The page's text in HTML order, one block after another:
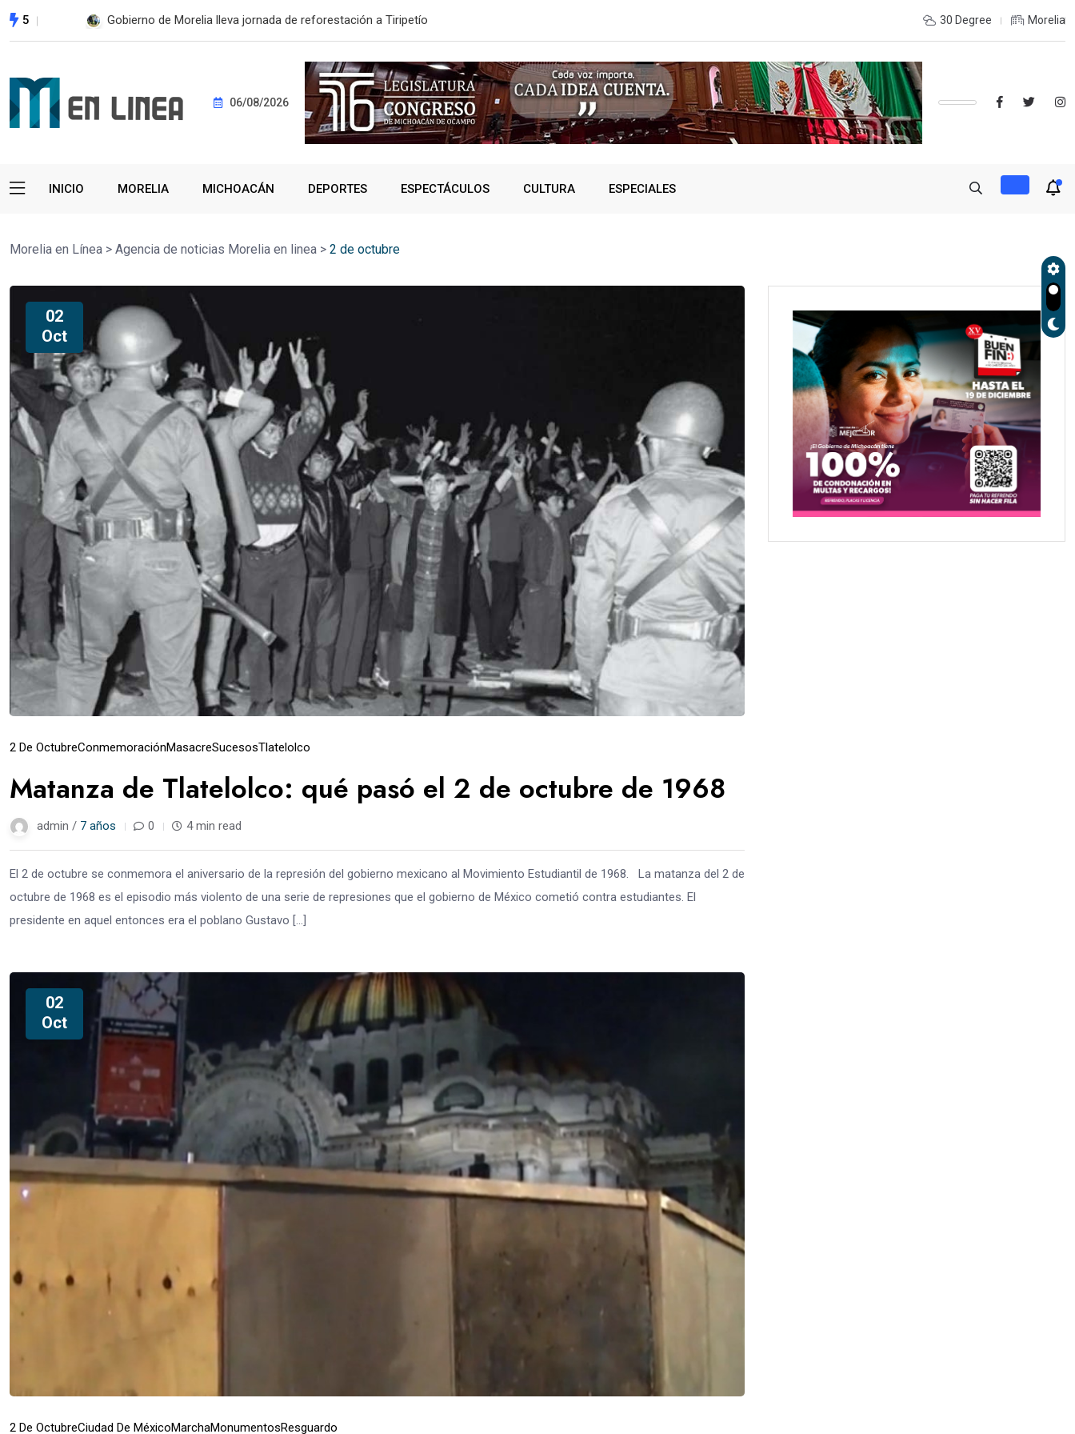
5 Gobierno de Morelia lleva jornada de reforestación a Tiripetío ESTE MIÉRCOLES, UMSNH LANZA TERCERA CONVOCATORIA DE NUEVO
30 Degree Morelia
06/08/2026
INICIO MORELIA MICHOACÁN DEPORTES ESPECTÁCULOS CULTURA ESPECIALES
Morelia en Línea > Agencia de noticias Morelia en linea > 2 de octubre
02
Oct
2 De OctubreConmemoraciónMasacreSucesosTlatelolco
Matanza de Tlatelolco: qué pasó el 2 de octubre de 1968
admin / 7 años 0 4 min read
El 2 de octubre se conmemora el aniversario de la represión del gobierno mexicano al Movimiento Estudiantil de 1968. La matanza del 2 de
octubre de 1968 es el episodio más violento de una serie de represiones que el gobierno de México cometió contra estudiantes. El
presidente en aquel entonces era el poblano Gustavo […]
02
Oct
2 De OctubreCiudad De MéxicoMarchaMonumentosResguardo